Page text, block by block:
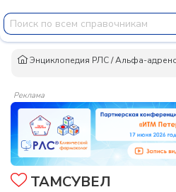
Энциклопедия РЛС/Альфа-
Реклама
ТАМСУВЕЛ